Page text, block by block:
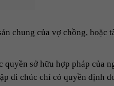
chung của vợ chồng, hoặc
sở hữu hợp pháp của
di chúc chỉ có quyền định